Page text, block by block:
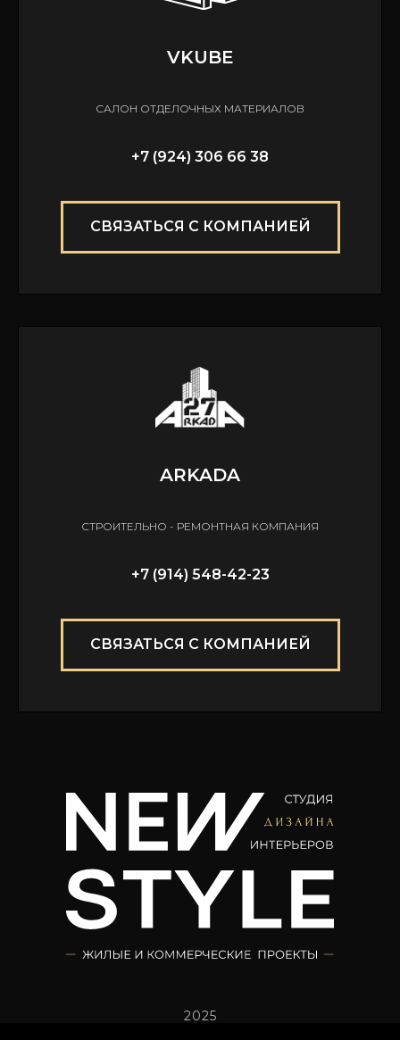
VKUBE
САЛОН ОТДЕЛОЧНЫХ МАТЕРИАЛОВ
+7 (924) 306 66 38
СВЯЗАТЬСЯ С КОМПАНИЕЙ
ARKADA
СТРОИТЕЛЬНО - РЕМОНТНАЯ КОМПАНИЯ
+7 (914) 548-42-23
СВЯЗАТЬСЯ С КОМПАНИЕЙ
2025